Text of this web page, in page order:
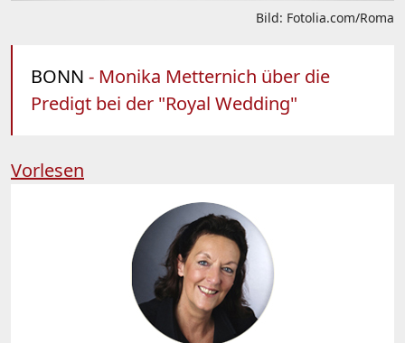
Bild: Fotolia.com/Roma
BONN - Monika Metternich über die
Predigt bei der "Royal Wedding"
Vorlesen